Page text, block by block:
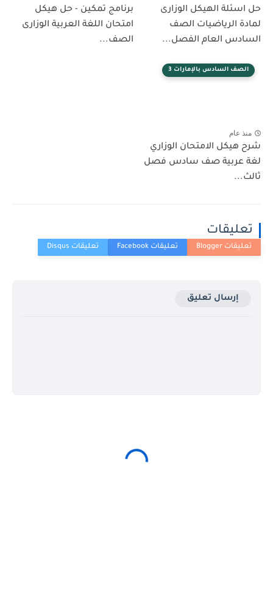
حل اسئلة الهيكل الوزارى
لمادة الرياضيات الصف
السادس العام الفصل...
برنامج تمكين - حل هيكل
امتحان اللغة العربية الوزارى
الصف...
الصف السادس بالإمارات 3
منذ عام
شرح هيكل الامتحان الوزاري
لغة عربية صف سادس فصل
ثالث...
تعليقات
إرسال تعليق